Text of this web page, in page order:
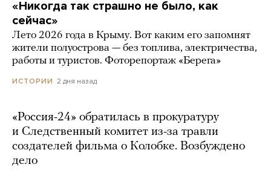
«Никогда так страшно не было, как
сейчас»
Лето 2026 года в Крыму. Вот каким его запомнят
жители полуострова — без топлива, электричества,
работы и туристов. Фоторепортаж «Берега»
ИСТОРИИ 2 дня назад
«Россия-24» обратилась в прокуратуру
и Следственный комитет из-за травли
создателей фильма о Колобке. Возбуждено
дело